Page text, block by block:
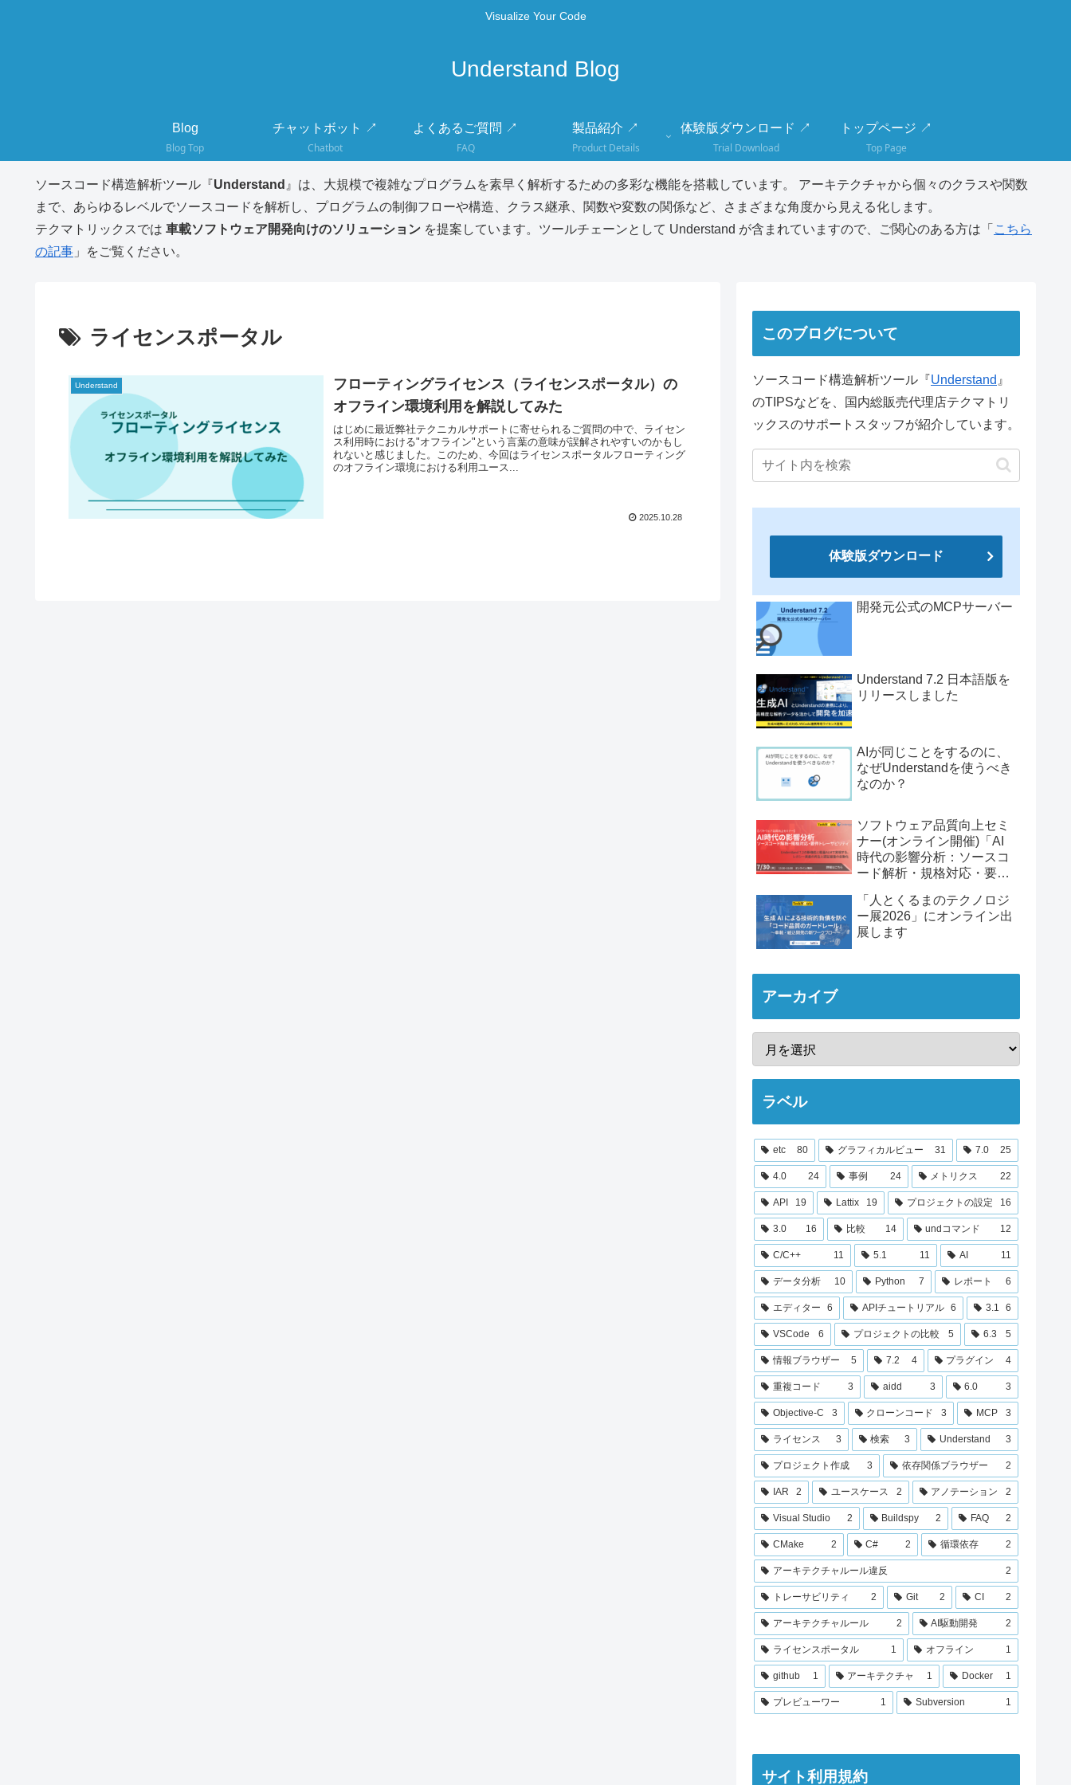
Visualize Your Code
Understand Blog
Blog
Blog Top
チャットボット ↗
Chatbot
よくあるご質問 ↗
FAQ
製品紹介 ↗
Product Details
体験版ダウンロード ↗
Trial Download
トップページ ↗
Top Page
ソースコード構造解析ツール『Understand 』は、大規模で複雑なプログラムを素早く解析するための多彩な機能を搭載しています。 アーキテクチャから個々のクラスや関数
まで、あらゆるレベルでソースコードを解析し、プログラムの制御フローや構造、クラス継承、関数や変数の関係など、さまざまな角度から見える化します。
テクマトリックスでは 車載ソフトウェア開発向けのソリューション を提案しています。ツールチェーンとして Understand が含まれていますので、ご関心のある方は「 こちら
の記事 」をご覧ください。
ライセンスポータル
Understand
フローティングライセンス（ライセンスポータル）の
オフライン環境利用を解説してみた
はじめに最近弊社テクニカルサポートに寄せられるご質問の中で、ライセン
ス利用時における"オフライン"という言葉の意味が誤解されやすいのかもし
れないと感じました。このため、今回はライセンスポータルフローティング
のオフライン環境における利用ユース...
2025.10.28
このブログについて
ソースコード構造解析ツール『Understand 』
のTIPSなどを、国内総販売代理店テクマトリ
ックスのサポートスタッフが紹介しています。
体験版ダウンロード
開発元公式のMCPサーバー
Understand 7.2 日本語版を
リリースしました
AIが同じことをするのに、
なぜUnderstandを使うべき
なのか？
ソフトウェア品質向上セミ
ナー(オンライン開催)「AI
時代の影響分析：ソースコ
ード解析・規格対応・要件
「人とくるまのテクノロジ
ー展2026」にオンライン出
展します
アーカイブ
ラベル
etc 80 グラフィカルビュー 31 7.0 25
4.0 24 事例 24 メトリクス 22
API 19 Lattix 19 プロジェクトの設定 16
3.0 16 比較 14 undコマンド 12
C/C++ 11 5.1 11 AI 11
データ分析 10 Python 7 レポート 6
エディター 6 APIチュートリアル 6 3.1 6
VSCode 6 プロジェクトの比較 5 6.3 5
情報ブラウザー 5 7.2 4 プラグイン 4
重複コード 3 aidd 3 6.0 3
Objective-C 3 クローンコード 3 MCP 3
ライセンス 3 検索 3 Understand 3
プロジェクト作成 3 依存関係ブラウザー 2
IAR 2 ユースケース 2 アノテーション 2
Visual Studio 2 Buildspy 2 FAQ 2
CMake 2 C# 2 循環依存 2
アーキテクチャルール違反 2
トレーサビリティ 2 Git 2 CI 2
アーキテクチャルール 2 AI駆動開発 2
ライセンスポータル 1 オフライン 1
github 1 アーキテクチャ 1 Docker 1
プレビューワー 1 Subversion 1
サイト利用規約